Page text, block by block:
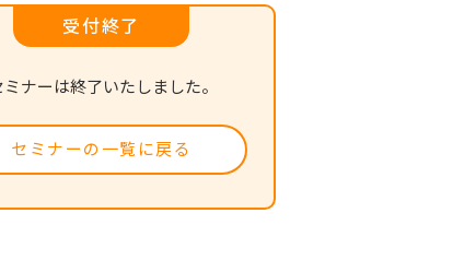
受付終了
ミナーは終了いたしました。
セミナーの一覧に戻る